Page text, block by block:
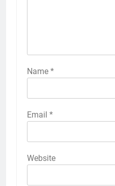
Name *
Email *
Website